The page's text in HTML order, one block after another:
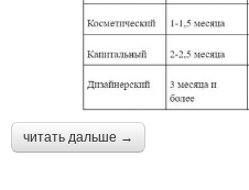
читать дальше →